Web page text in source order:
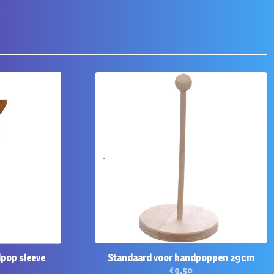
sleeve
Standaard voor handpoppen 29cm
€9,50